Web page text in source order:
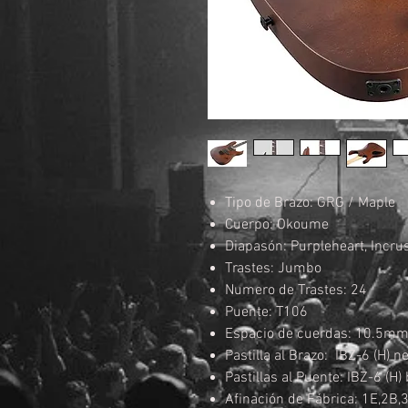
Tipo de Brazo: GRG / Maple
Cuerpo: Okoume
Diapasón: Purpleheart,
Trastes: Jumbo
Numero de Trastes: 24
Puente: T106
Espacio de cuerdas: 10.5mm
Pastilla al Brazo: IBZ-6 (H)
Pastillas al Puente: IBZ-6
Afinación de Fábrica: